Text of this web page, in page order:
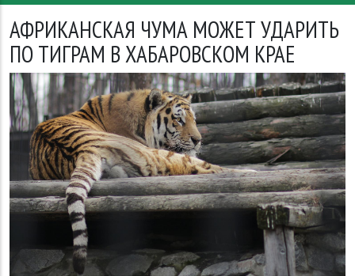
АФРИКАНСКАЯ ЧУМА МОЖЕТ УДАРИТЬ
ПО ТИГРАМ В ХАБАРОВСКОМ КРАЕ